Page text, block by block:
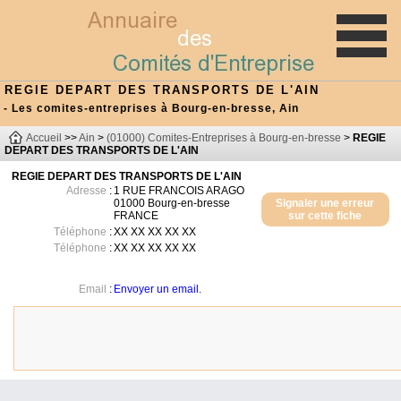
REGIE DEPART DES TRANSPORTS DE L'AIN
- Les comites-entreprises à Bourg-en-bresse, Ain
Accueil >>Ain > (01000) Comites-Entreprises à Bourg-en-bresse > REGIE
DEPART DES TRANSPORTS DE L'AIN
REGIE DEPART DES TRANSPORTS DE L'AIN
Signaler une erreur
sur cette fiche
Adresse : 1 RUE FRANCOIS ARAGO
01000 Bourg-en-bresse
FRANCE
Téléphone :XX XX XX XX XX
Téléphone :XX XX XX XX XX
Email : Envoyer un email.